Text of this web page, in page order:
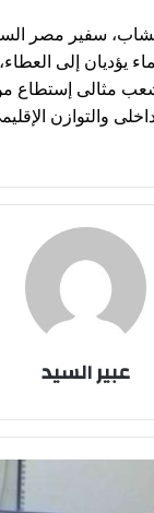
سفير مصر
يؤديان إلى
مثالى إستطاع
والتوازن
عبير السيد